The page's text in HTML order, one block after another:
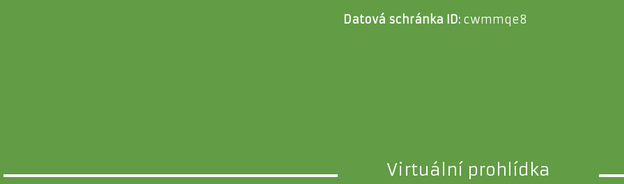
Datová schránka ID: cwmmqe8
Virtuální prohlídka